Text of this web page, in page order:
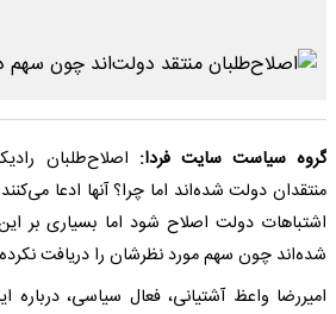
گروه سیاست سایت فردا: اصلاح‌طلبان
منتقدان دولت شده‌اند اما چرا؟ آنها ادعا
اشتباهات دولت اصلاح شود اما بسیاری بر این
شده‌اند چون سهم مورد نظرشان را دریافت
امیررضا واعظ آشتیانی، فعال سیاسی،